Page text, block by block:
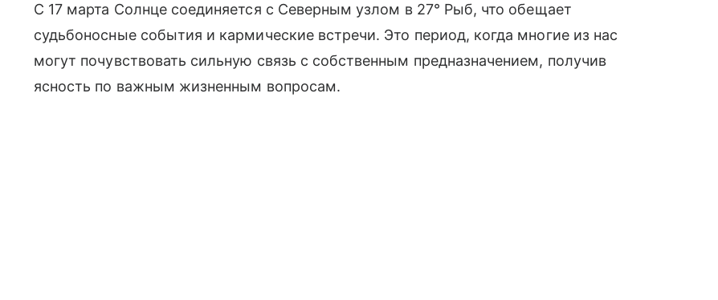
С 17 марта Солнце соединяется с Северным узлом в 27° Рыб, что обещает
судьбоносные события и кармические встречи. Это период, когда многие из нас
могут почувствовать сильную связь с собственным предназначением, получив
ясность по важным жизненным вопросам.